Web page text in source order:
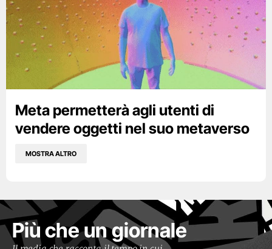
Meta permetterà agli utenti di
vendere oggetti nel suo metaverso
MOSTRA ALTRO
Più che un giornale